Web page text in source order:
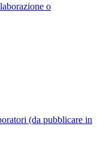
o
(da pubblicare in